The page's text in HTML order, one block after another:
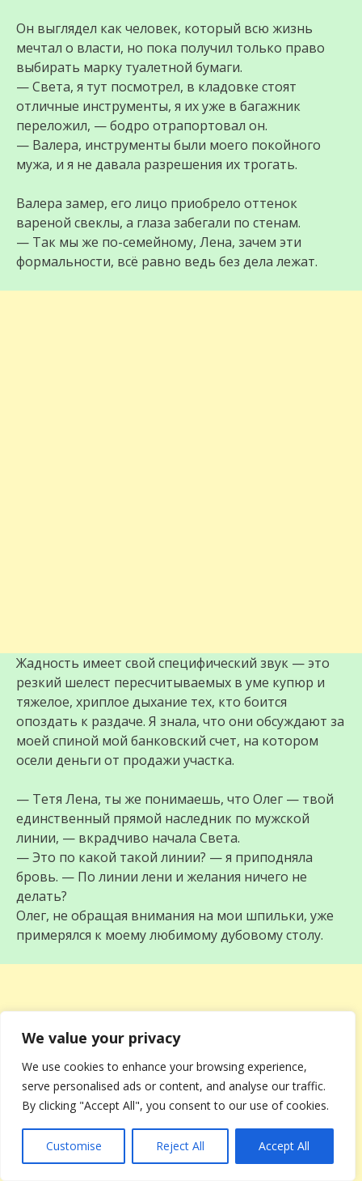
We value your privacy
We use cookies to enhance your browsing experience,
serve personalised ads or content, and analyse our traffic.
By clicking "Accept All", you consent to our use of cookies.
Customise Reject All Accept All
Он выглядел как человек, который всю жизнь
мечтал о власти, но пока получил только право
выбирать марку туалетной бумаги.
— Света, я тут посмотрел, в кладовке стоят
отличные инструменты, я их уже в багажник
переложил, — бодро отрапортовал он.
— Валера, инструменты были моего покойного
мужа, и я не давала разрешения их трогать.
Валера замер, его лицо приобрело оттенок
вареной свеклы, а глаза забегали по стенам.
— Так мы же по-семейному, Лена, зачем эти
формальности, всё равно ведь без дела лежат.
Жадность имеет свой специфический звук — это
резкий шелест пересчитываемых в уме купюр и
тяжелое, хриплое дыхание тех, кто боится
опоздать к раздаче. Я знала, что они обсуждают за
моей спиной мой банковский счет, на котором
осели деньги от продажи участка.
— Тетя Лена, ты же понимаешь, что Олег — твой
единственный прямой наследник по мужской
линии, — вкрадчиво начала Света.
— Это по какой такой линии? — я приподняла
бровь. — По линии лени и желания ничего не
делать?
Олег, не обращая внимания на мои шпильки, уже
примерялся к моему любимому дубовому столу.